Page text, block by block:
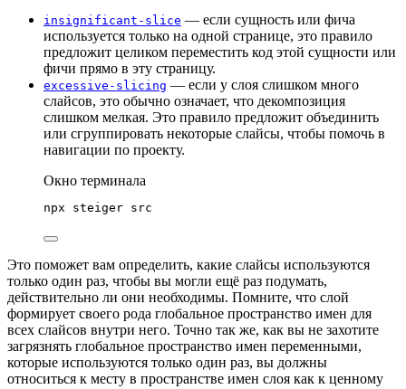
insignificant-slice — если сущность или фича
используется только на одной странице, это правило
предложит целиком переместить код этой сущности или
фичи прямо в эту страницу.
excessive-slicing — если у слоя слишком много
слайсов, это обычно означает, что декомпозиция
слишком мелкая. Это правило предложит объединить
или сгруппировать некоторые слайсы, чтобы помочь в
навигации по проекту.
Окно терминала
npx steiger src
Это поможет вам определить, какие слайсы используются
только один раз, чтобы вы могли ещё раз подумать,
действительно ли они необходимы. Помните, что слой
формирует своего рода глобальное пространство имен для
всех слайсов внутри него. Точно так же, как вы не захотите
загрязнять глобальное пространство имен переменными,
которые используются только один раз, вы должны
относиться к месту в пространстве имен слоя как к ценному